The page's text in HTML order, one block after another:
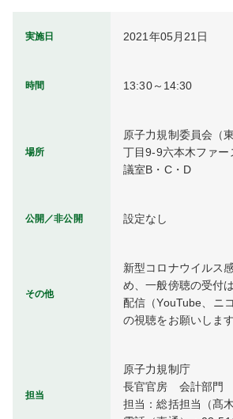
実施日 2021年05月21日
時間 13:30～14:30
場所
原子力規制委員会（
丁目9-9六本木ファ
議室B・C・D
公開／非公開 設定なし
その他
新型コロナウイルス
め、一般傍聴の受付
配信（YouTube、ニ
の視聴をお願いします
担当
原子力規制庁
長官官房　会計部門
担当：総括担当（髙